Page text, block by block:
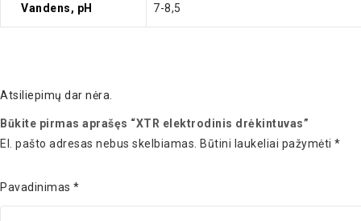
Vandens, pH 7-8,5
Atsiliepimų dar nėra.
Būkite pirmas aprašęs “XTR elektrodinis drėkintuvas”
El. pašto adresas nebus skelbiamas.
Būtini laukeliai pažymėti *
Pavadinimas *